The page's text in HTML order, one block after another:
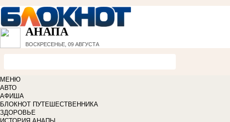
АНАПА
ВОСКРЕСЕНЬЕ, 09 АВГУСТА
МЕНЮ
АВТО
АФИША
БЛОКНОТ ПУТЕШЕСТВЕННИКА
ЗДОРОВЬЕ